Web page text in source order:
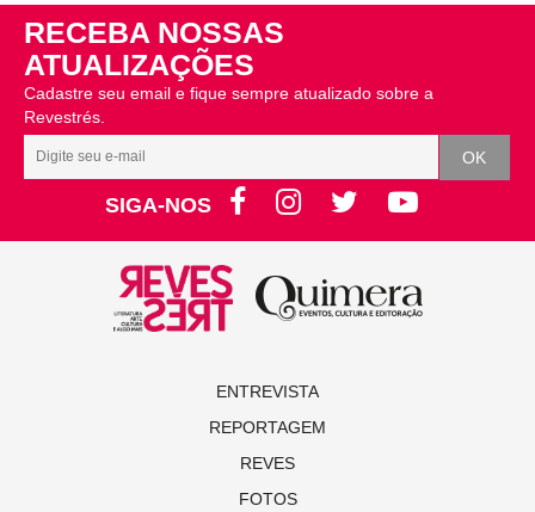
RECEBA NOSSAS
ATUALIZAÇÕES
Cadastre seu email e fique sempre atualizado sobre a
Revestrés.
SIGA-NOS
ENTREVISTA
REPORTAGEM
REVES
FOTOS